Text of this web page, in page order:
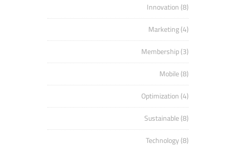
Innovation(8)
Marketing(4)
Membership(3)
Mobile(8)
Optimization(4)
Sustainable(8)
Technology(8)